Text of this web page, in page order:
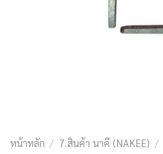
หน้าหลัก / 7.สินค้า นาคี (NAKEE) /